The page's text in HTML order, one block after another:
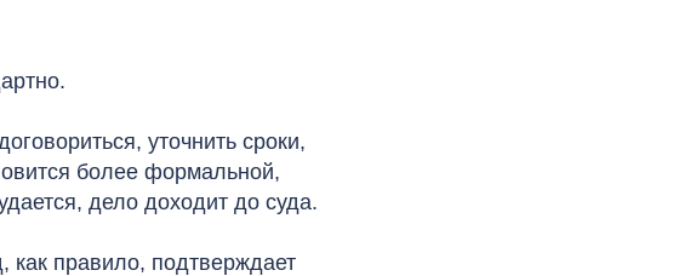
уточнить сроки,
более формальной,
дело доходит до суда.
как правило, подтверждает